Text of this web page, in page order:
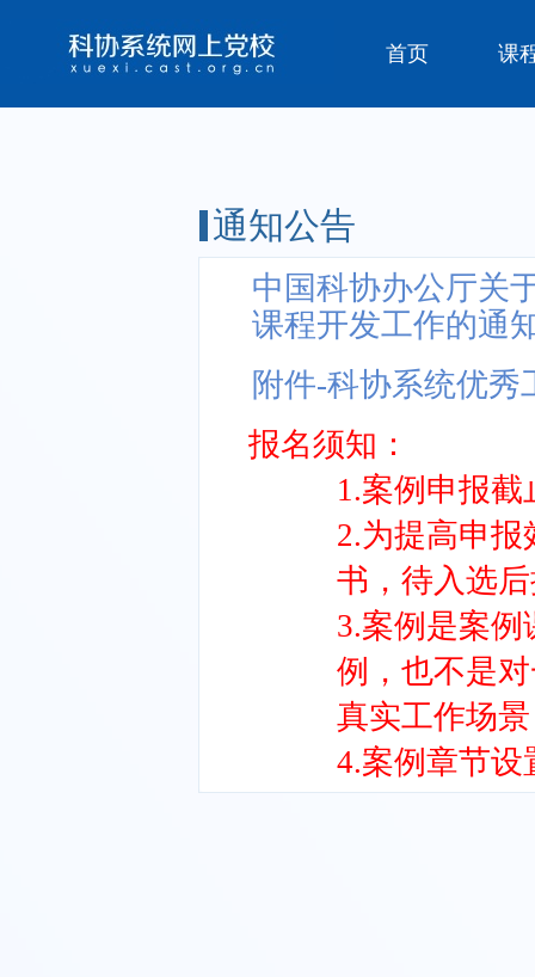
通知公告
中国科协办公厅关
课程开发工作的通
附件-科协系统优秀
报名须知：
1.案例申报
2.为提高申
书，待入选
3.案例是案
例，也不是
真实工作场
4.案例章节
首页 课